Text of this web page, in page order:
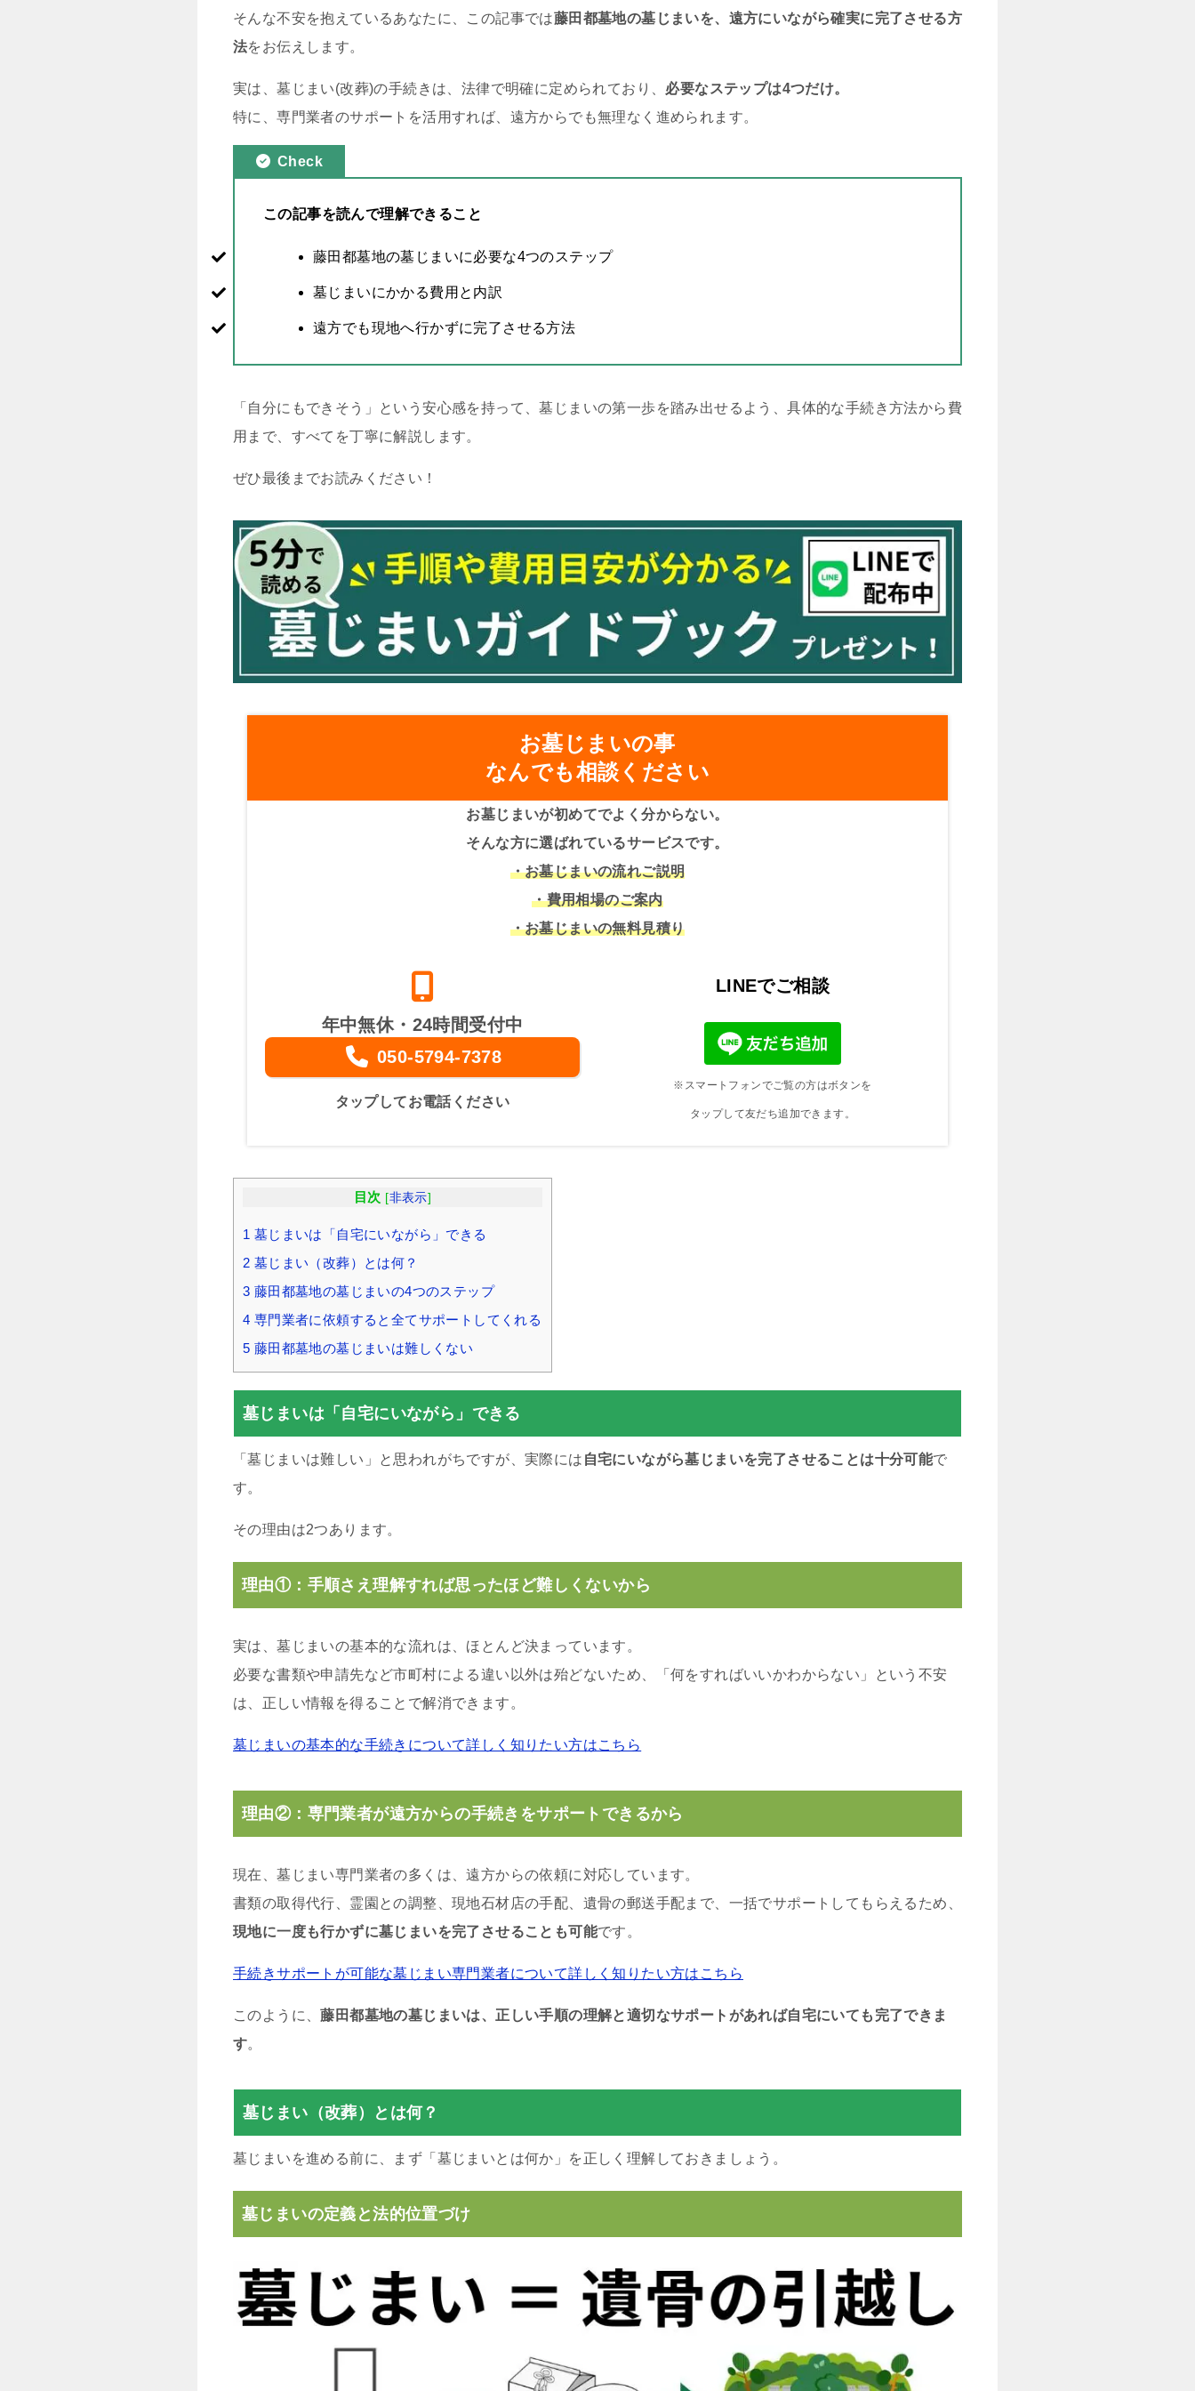
そんな不安を抱えているあなたに、この記事では藤田都墓地の墓じまいを、遠方にいながら確実に完了させる方
法をお伝えします。
実は、墓じまい(改葬)の手続きは、法律で明確に定められており、 必要なステップは4つだけ。
特に、専門業者のサポートを活用すれば、遠方からでも無理なく進められます。
Check
この記事を読んで理解できること
藤田都墓地の墓じまいに必要な4つのステップ
墓じまいにかかる費用と内訳
遠方でも現地へ行かずに完了させる方法
「自分にもできそう」という安心感を持って、墓じまいの第一歩を踏み出せるよう、具体的な手続き方法から費
用まで、すべてを丁寧に解説します。
ぜひ最後までお読みください！
お墓じまいの事
なんでも相談ください
お墓じまいが初めてでよく分からない。
そんな方に選ばれているサービスです。
・お墓じまいの流れご説明
・費用相場のご案内
・お墓じまいの無料見積り
年中無休・24時間受付中
050-5794-7378
タップしてお電話ください
LINEでご相談
※スマートフォンでご覧の方はボタンを
タップして友だち追加できます。
目次 [非表示]
1 墓じまいは「自宅にいながら」できる
2 墓じまい（改葬）とは何？
3 藤田都墓地の墓じまいの4つのステップ
4 専門業者に依頼すると全てサポートしてくれる
5 藤田都墓地の墓じまいは難しくない
墓じまいは「自宅にいながら」できる
「墓じまいは難しい」と思われがちですが、実際には 自宅にいながら墓じまいを完了させることは十分可能で
す。
その理由は2つあります。
理由①：手順さえ理解すれば思ったほど難しくないから
実は、墓じまいの基本的な流れは、ほとんど決まっています。
必要な書類や申請先など市町村による違い以外は殆どないため、「何をすればいいかわからない」という不安
は、正しい情報を得ることで解消できます。
墓じまいの基本的な手続きについて詳しく知りたい方はこちら
理由②：専門業者が遠方からの手続きをサポートできるから
現在、墓じまい専門業者の多くは、遠方からの依頼に対応しています。
書類の取得代行、霊園との調整、現地石材店の手配、遺骨の郵送手配まで、一括でサポートしてもらえるため、
現地に一度も行かずに墓じまいを完了させることも可能です。
手続きサポートが可能な墓じまい専門業者について詳しく知りたい方はこちら
このように、藤田都墓地の墓じまいは、正しい手順の理解と適切なサポートがあれば自宅にいても完了できま
す。
墓じまい（改葬）とは何？
墓じまいを進める前に、まず「墓じまいとは何か」を正しく理解しておきましょう。
墓じまいの定義と法的位置づけ